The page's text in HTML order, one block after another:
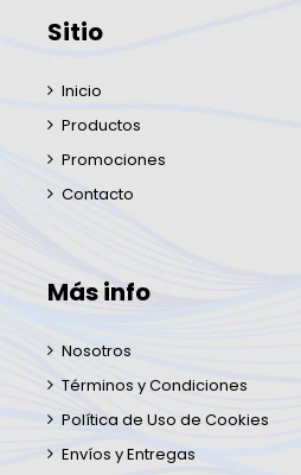
Sitio
Inicio
Productos
Promociones
Contacto
Más info
Nosotros
Términos y Condiciones
Política de Uso de Cookies
Envíos y Entregas